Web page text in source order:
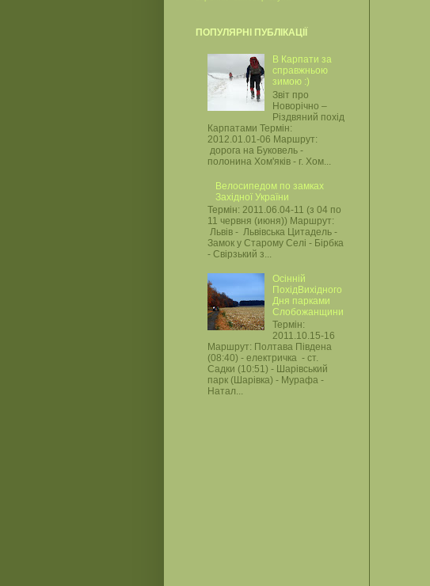
ПОПУЛЯРНІ ПУБЛІКАЦІЇ
В Карпати за
справжньою
зимою :)
Звіт про
Новорічно –
Різдвяний похід
Карпатами Термін:
2012.01.01-06 Маршрут:
дорога на Буковель -
полонина Хом'яків - г. Хом...
Велосипедом по замках
Західної України
Термін: 2011.06.04-11 (з 04 по
11 червня (июня)) Маршрут:
Львів - Львівська Цитадель -
Замок у Старому Селі - Бірбка
- Свірзький з...
Осінній
ПохідВихідного
Дня парками
Слобожанщини
Термін:
2011.10.15-16
Маршрут: Полтава Південа
(08:40) - електричка - ст.
Садки (10:51) - Шарівський
парк (Шарівка) - Мурафа -
Натал...